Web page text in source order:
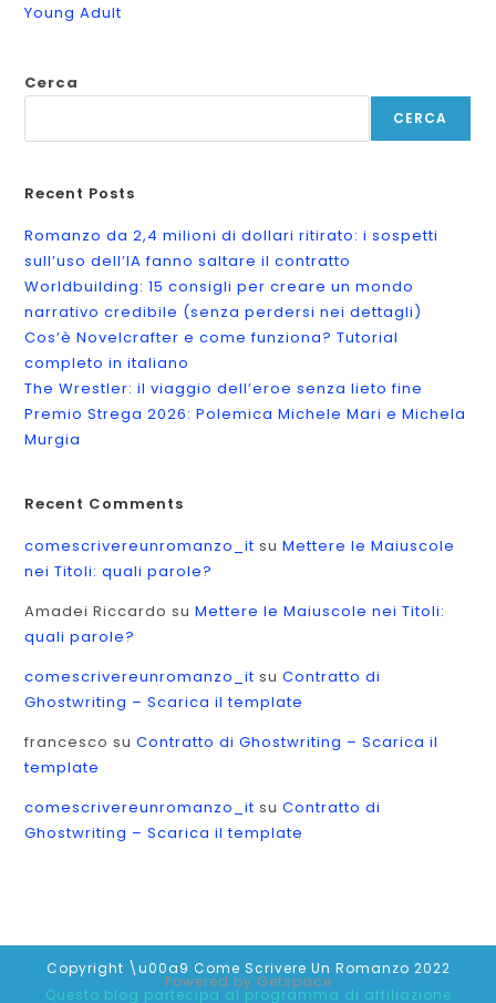
Young Adult
Cerca
CERCA
Recent Posts
Romanzo da 2,4 milioni di dollari ritirato: i sospetti
sull’uso dell’IA fanno saltare il contratto
Worldbuilding: 15 consigli per creare un mondo
narrativo credibile (senza perdersi nei dettagli)
Cos’è Novelcrafter e come funziona? Tutorial
completo in italiano
The Wrestler: il viaggio dell’eroe senza lieto fine
Premio Strega 2026: Polemica Michele Mari e Michela
Murgia
Recent Comments
comescrivereunromanzo_it suMettere le Maiuscole
nei Titoli: quali parole?
Amadei Riccardo suMettere le Maiuscole nei Titoli:
quali parole?
comescrivereunromanzo_it suContratto di
Ghostwriting – Scarica il template
francesco suContratto di Ghostwriting – Scarica il
template
comescrivereunromanzo_it suContratto di
Ghostwriting – Scarica il template
Copyright \u00a9 Come Scrivere Un Romanzo 2022
Powered by Getspace
Questo blog partecipa al programma di affiliazione